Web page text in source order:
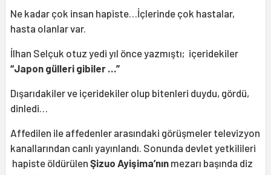
Ne kadar çok insan hapiste…İçlerinde çok hastalar,
hasta olanlar var.
İlhan Selçuk otuz yedi yıl önce yazmıştı; içeridekiler
“Japon gülleri gibiler …”
Dışarıdakiler ve içeridekiler olup bitenleri duydu, gördü,
dinledi…
Affedilen ile affedenler arasındaki görüşmeler televizyon
kanallarından canlı yayınlandı. Sonunda devlet yetkilileri
hapiste öldürülen Şizuo Ayişima’nın mezarı başında diz